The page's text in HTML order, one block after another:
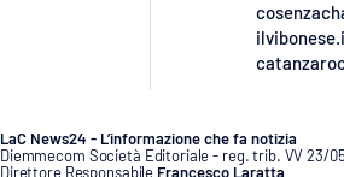
LaC News24 - L’informazione che fa notizia
Diemmecom Società Editoriale - reg. trib. VV 23/
Direttore Responsabile Francesco Laratta